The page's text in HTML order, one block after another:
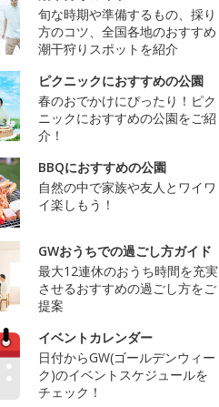
旬な時期や準備するもの、採り
方のコツ、全国各地のおすすめ
潮干狩りスポットを紹介
ピクニックにおすすめの公園
春のおでかけにぴったり！ピク
ニックにおすすめの公園をご紹
介！
BBQにおすすめの公園
自然の中で家族や友人とワイワ
イ楽しもう！
GWおうちでの過ごし方ガイド
最大12連休のおうち時間を充実
させるおすすめの過ごし方をご
提案
イベントカレンダー
日付からGW(ゴールデンウィー
ク)のイベントスケジュールを
チェック！